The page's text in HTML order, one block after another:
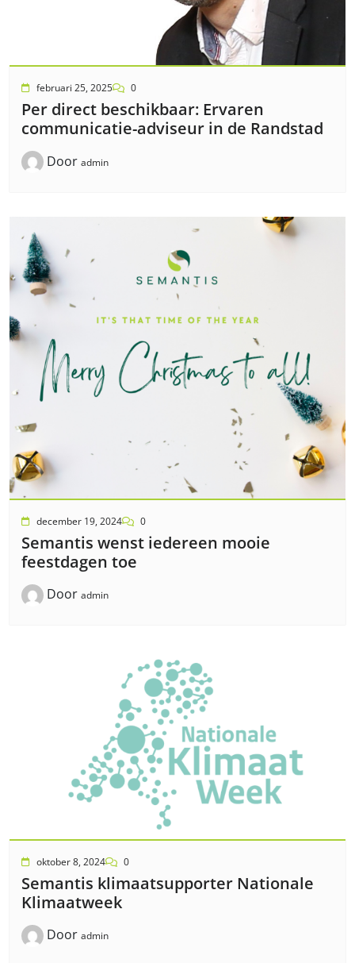
februari 25, 2025 0
Per direct beschikbaar: Ervaren
communicatie-adviseur in de Randstad
Door admin
december 19, 2024 0
Semantis wenst iedereen mooie
feestdagen toe
Door admin
oktober 8, 2024 0
Semantis klimaatsupporter Nationale
Klimaatweek
Door admin